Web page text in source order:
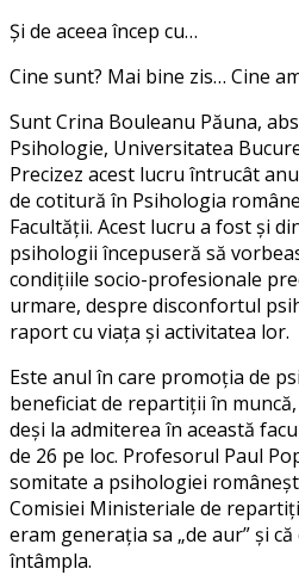
Și de aceea încep cu…
Cine sunt? Mai bine zis… Cine
Sunt Crina Bouleanu Păuna,
Psihologie, Universitatea
Precizez acest lucru întrucât
de cotitură în Psihologia
Facultății. Acest lucru a fost și
psihologii începuseră să
condițiile socio-profesionale
urmare, despre disconfortul
raport cu viața și activitatea lor.
Este anul în care promoția de
beneficiat de repartiții în
deși la admiterea în această
de 26 pe loc. Profesorul Paul
somitate a psihologiei
Comisiei Ministeriale de
eram generația sa „de aur” și
întâmpla.